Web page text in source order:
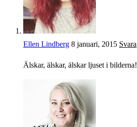
Ellen Lindberg 8 januari, 2015 Svara
Älskar, älskar, älskar ljuset i bilderna!